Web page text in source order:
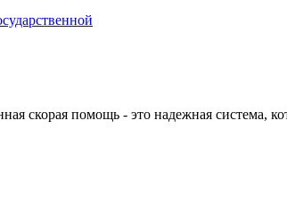
скорая помощь - это надежная система,